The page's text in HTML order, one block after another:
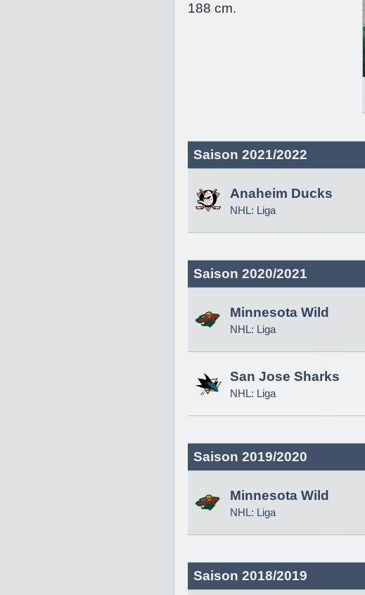
188 cm.
Saison 2021/2022
Anaheim Ducks
NHL: Liga
Saison 2020/2021
Minnesota Wild
NHL: Liga
San Jose Sharks
NHL: Liga
Saison 2019/2020
Minnesota Wild
NHL: Liga
Saison 2018/2019